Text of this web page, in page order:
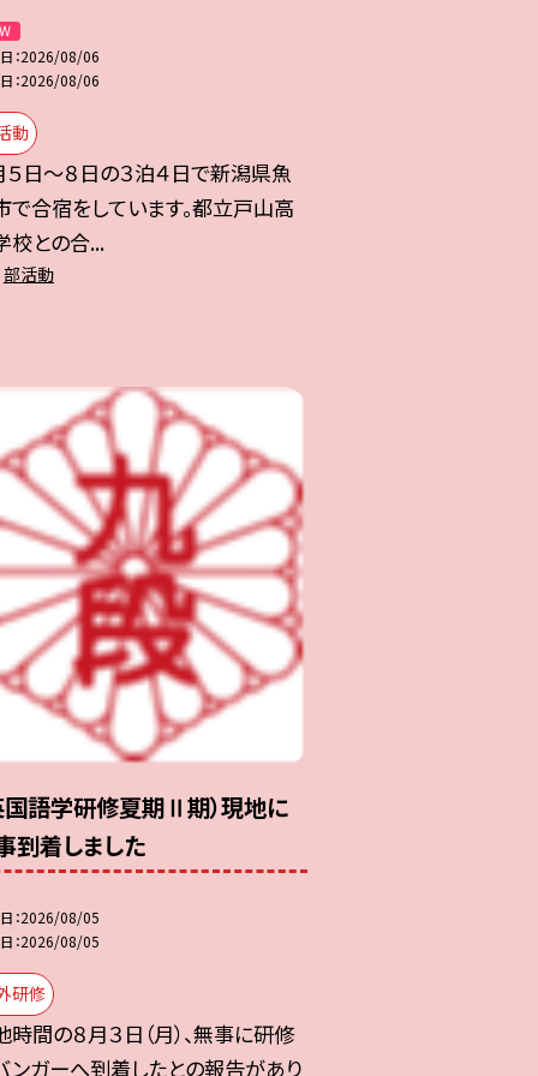
2026/08/06
2026/08/06
動
５日～８日の３泊４日で新潟県魚
で合宿をしています。都立戸山高
校との合...
部活動
国語学研修夏期Ⅱ期）現地に
到着しました
2026/08/05
2026/08/05
研修
時間の８月３日（月）、無事に研修
ンガーへ到着したとの報告があり